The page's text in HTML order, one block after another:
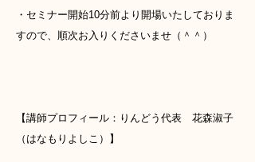
・セミナー開始10分前より開場いたしておりま
すので、順次お入りくださいませ（＾＾）
【講師プロフィール：りんどう代表 花森淑子
（はなもりよしこ）】